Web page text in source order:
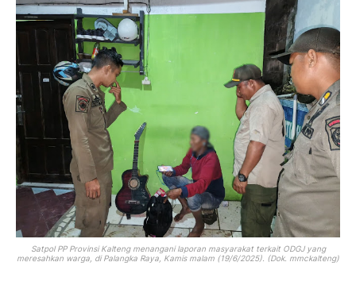
Satpol PP Provinsi Kalteng menangani laporan masyarakat terkait ODGJ yang
meresahkan warga, di Palangka Raya, Kamis malam (19/6/2025). (Dok. mmckalteng)